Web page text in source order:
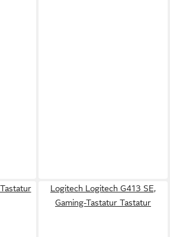
Logitech Logitech G413 SE,
Gaming-Tastatur Tastatur